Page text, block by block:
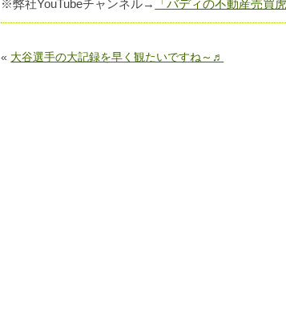
※弊社YouTubeチャンネル→
「バディの不動産売買虎
« 大谷選手の大記録を早く観たいですね～♬